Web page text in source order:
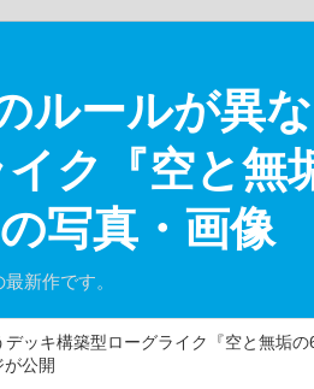
ルールが異
ク『空と無
写真・画像
新作です。